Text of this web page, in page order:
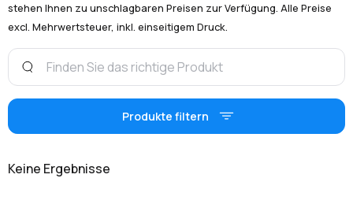
stehen Ihnen zu unschlagbaren Preisen zur Verfügung. Alle Preise
excl. Mehrwertsteuer, inkl. einseitigem Druck.
Produkte filtern
Keine Ergebnisse